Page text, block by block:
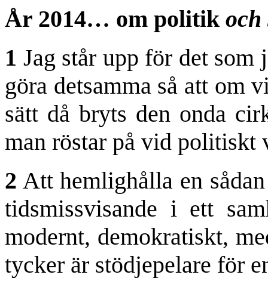
År 2014… om politik
1 Jag står upp för det som
göra detsamma så att om
sätt då bryts den onda
man röstar på vid politiskt
2 Att hemlighålla en
tidsmissvisande i ett
modernt, demokratiskt,
tycker är stödjepelare för